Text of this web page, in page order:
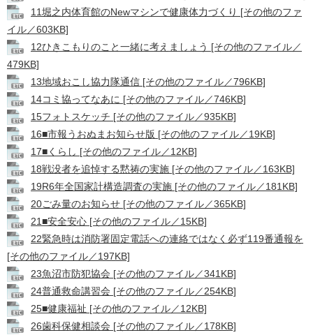
11堀之内体育館のNewマシンで健康体力づくり [その他のファ
イル／603KB]
12ひきこもりのこと一緒に考えましょう [その他のファイル／
479KB]
13地域おこし協力隊通信 [その他のファイル／796KB]
14コミ協ってなあに [その他のファイル／746KB]
15フォトスケッチ [その他のファイル／935KB]
16■市報うおぬまお知らせ版 [その他のファイル／19KB]
17■くらし [その他のファイル／12KB]
18戦没者を追悼する黙祷の実施 [その他のファイル／163KB]
19R6年全国家計構造調査の実施 [その他のファイル／181KB]
20ごみ量のお知らせ [その他のファイル／365KB]
21■安全安心 [その他のファイル／15KB]
22緊急時は消防署固定電話への連絡ではなく必ず119番通報を
[その他のファイル／197KB]
23魚沼市防犯協会 [その他のファイル／341KB]
24普通救命講習会 [その他のファイル／254KB]
25■健康福祉 [その他のファイル／12KB]
26歯科保健相談会 [その他のファイル／178KB]